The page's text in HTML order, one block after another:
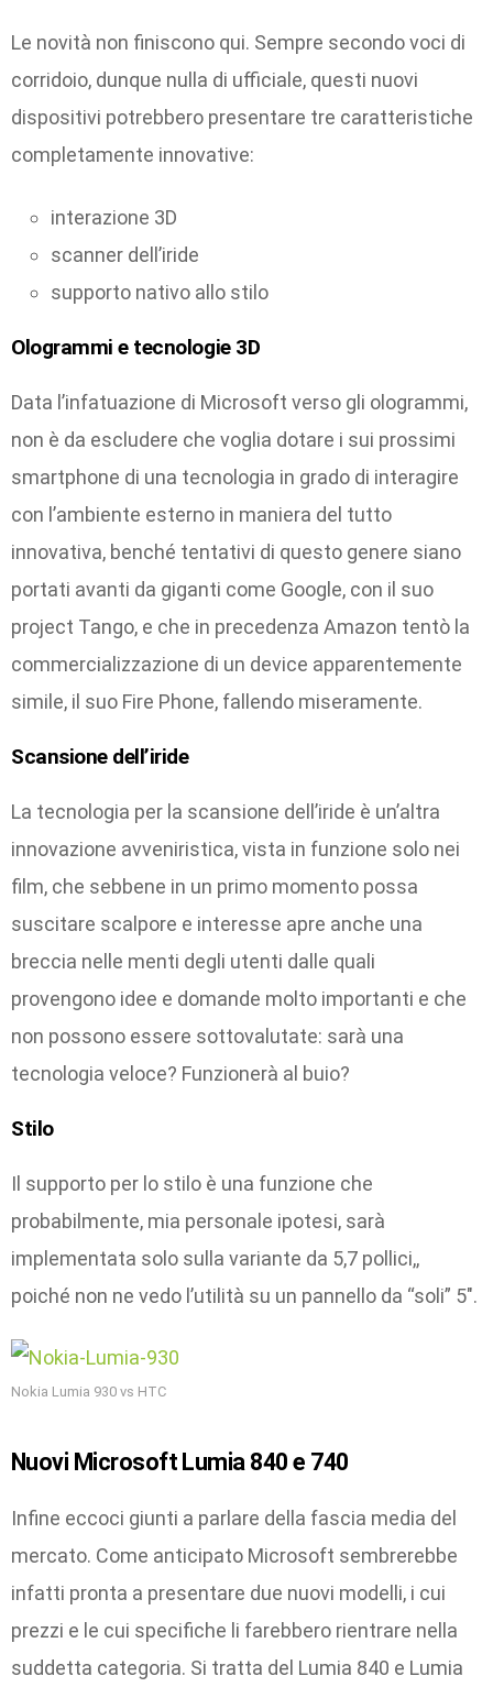
Le novità non finiscono qui. Sempre secondo voci di
corridoio, dunque nulla di ufficiale, questi nuovi
dispositivi potrebbero presentare tre caratteristiche
completamente innovative:
interazione 3D
scanner dell’iride
supporto nativo allo stilo
Ologrammi e tecnologie 3D
Data l’infatuazione di Microsoft verso gli ologrammi,
non è da escludere che voglia dotare i sui prossimi
smartphone di una tecnologia in grado di interagire
con l’ambiente esterno in maniera del tutto
innovativa, benché tentativi di questo genere siano
portati avanti da giganti come Google, con il suo
project Tango, e che in precedenza Amazon tentò la
commercializzazione di un device apparentemente
simile, il suo Fire Phone, fallendo miseramente.
Scansione dell’iride
La tecnologia per la scansione dell’iride è un’altra
innovazione avveniristica, vista in funzione solo nei
film, che sebbene in un primo momento possa
suscitare scalpore e interesse apre anche una
breccia nelle menti degli utenti dalle quali
provengono idee e domande molto importanti e che
non possono essere sottovalutate: sarà una
tecnologia veloce? Funzionerà al buio?
Stilo
Il supporto per lo stilo è una funzione che
probabilmente, mia personale ipotesi, sarà
implementata solo sulla variante da 5,7 pollici,,
poiché non ne vedo l’utilità su un pannello da “soli” 5″.
Nokia Lumia 930 vs HTC
Nuovi Microsoft Lumia 840 e 740
Infine eccoci giunti a parlare della fascia media del
mercato. Come anticipato Microsoft sembrerebbe
infatti pronta a presentare due nuovi modelli, i cui
prezzi e le cui specifiche li farebbero rientrare nella
suddetta categoria. Si tratta del Lumia 840 e Lumia